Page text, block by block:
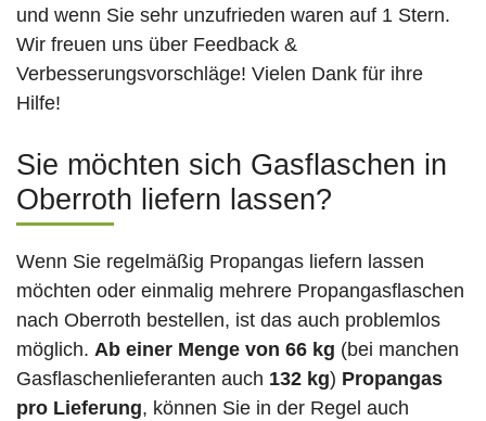
und wenn Sie sehr unzufrieden waren auf 1 Stern.
Wir freuen uns über Feedback &
Verbesserungsvorschläge! Vielen Dank für ihre
Hilfe!
Sie möchten sich Gasflaschen in
Oberroth liefern lassen?
Wenn Sie regelmäßig Propangas liefern lassen
möchten oder einmalig mehrere Propangasflaschen
nach Oberroth bestellen, ist das auch problemlos
möglich. Ab einer Menge von 66 kg (bei manchen
Gasflaschenlieferanten auch 132 kg) Propangas
pro Lieferung, können Sie in der Regel auch